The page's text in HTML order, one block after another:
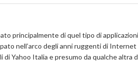
principalmente di quel tipo di
nell’arco degli anni ruggenti di
Yahoo Italia e presumo da qualche altra